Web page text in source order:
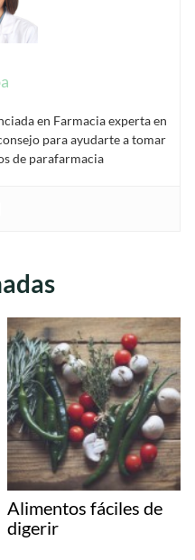
en Farmacia experta en
para ayudarte a tomar
de parafarmacia
Alimentos fáciles de
digerir